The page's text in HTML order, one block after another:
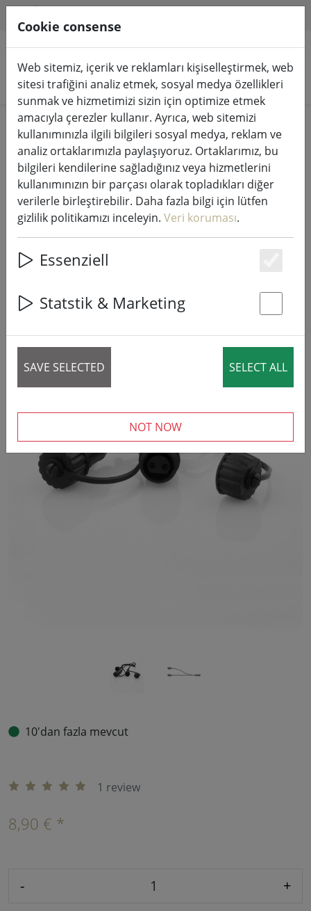
Ürünleri arayın
Home Peri ışıkları & aydınlatma Peri ışıkları
Sirius Tech-Line peri ışıkları dağıtıcı
2 kollu 230V siyah
‹ ›
10'dan fazla mevcut
1 review
8,90 € *
- +
Cookie consense
Web sitemiz, içerik ve reklamları kişiselleştirmek, web
sitesi trafiğini analiz etmek, sosyal medya özellikleri
sunmak ve hizmetimizi sizin için optimize etmek
amacıyla çerezler kullanır. Ayrıca, web sitemizi
kullanımınızla ilgili bilgileri sosyal medya, reklam ve
analiz ortaklarımızla paylaşıyoruz. Ortaklarımız, bu
bilgileri kendilerine sağladığınız veya hizmetlerini
kullanımınızın bir parçası olarak topladıkları diğer
verilerle birleştirebilir. Daha fazla bilgi için lütfen
gizlilik politikamızı inceleyin. Veri koruması.
Essenziell
Statstik & Marketing
SAVE SELECTED SELECT ALL
NOT NOW